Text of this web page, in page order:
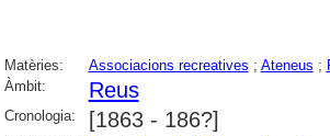
Matèries: Associacions recreatives ; Ateneus ;
Àmbit:
Reus
Cronologia: [1863 - 186?]